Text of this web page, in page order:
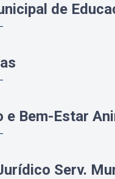
de
e Bem-Estar
Serv.